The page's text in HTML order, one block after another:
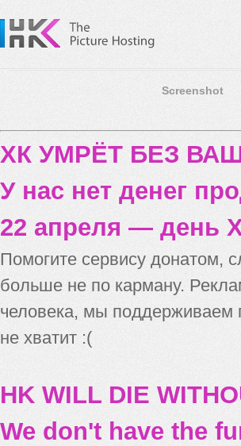
Screenshot
ХК УМРЁТ БЕЗ
У нас нет денег
22 апреля — день
Помогите сервису донатом,
больше не по карману.
человека, мы поддерживаем
не хватит :(
HK WILL DIE
We don't have the